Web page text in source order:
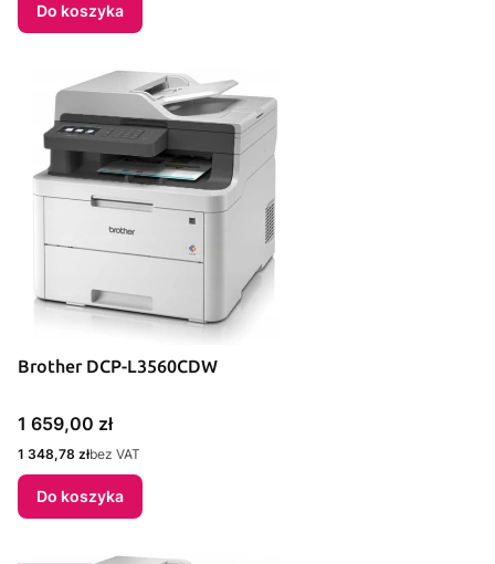
Do koszyka
Brother DCP-L3560CDW
Cena
1 659,00 zł
Cena
1 348,78 złbez VAT
Do koszyka